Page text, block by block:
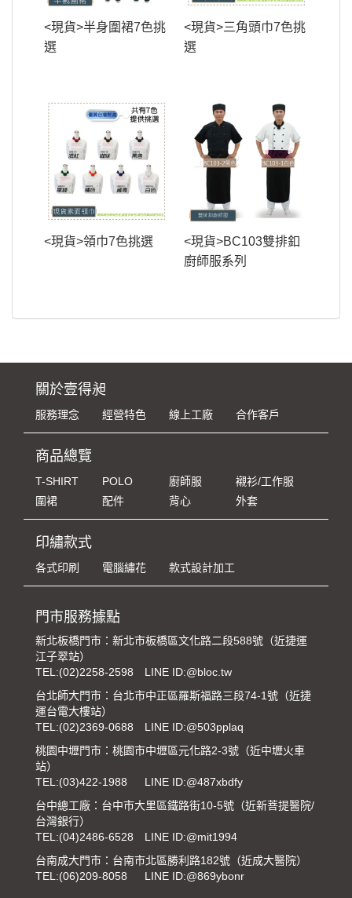
<現貨>半身圍裙7色挑
選
<現貨>三角頭巾7色挑
選
<現貨>領巾7色挑選
<現貨>BC103雙排釦
廚師服系列
關於壹得昶
服務理念 經營特色 線上工廠 合作客戶
商品總覽
T-SHIRT POLO 廚師服
襯衫/工作服
圍裙
配件 背心 外套
印繡款式
各式印刷 電腦繡花 款式設計加工
門市服務據點
新北板橋門市：新北市板橋區文化路二段588號（近捷運
江子翠站）
TEL:(02)2258-2598
LINE ID:@bloc.tw
台北師大門市：台北市中正區羅斯福路三段74-1號（近捷
運台電大樓站）
TEL:(02)2369-0688
LINE ID:@503pplaq
桃園中壢門市：桃園市中壢區元化路2-3號（近中壢火車
站）
TEL:(03)422-1988
LINE ID:@487xbdfy
台中總工廠：台中市大里區鐵路街10-5號（近新菩提醫院/
台灣銀行）
TEL:(04)2486-6528
LINE ID:@mit1994
台南成大門市：台南市北區勝利路182號（近成大醫院）
TEL:(06)209-8058 LINE ID:@869ybonr